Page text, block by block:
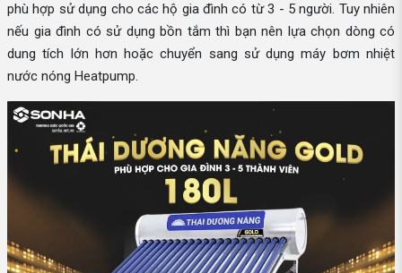
phù hợp sử dụng cho các hộ gia đình có từ 3 - 5 người. Tuy nhiên
nếu gia đình có sử dụng bồn tắm thì bạn nên lựa chọn dòng có
dung tích lớn hơn hoặc chuyển sang sử dụng máy bơm nhiệt
nước nóng Heatpump.